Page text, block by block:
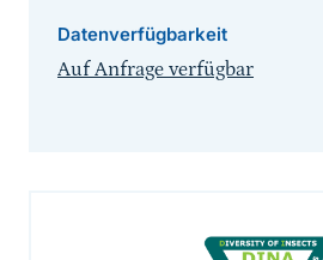
Datenverfügbarkeit
Auf Anfrage verfügbar